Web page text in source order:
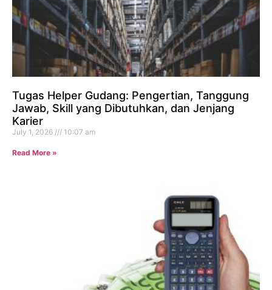
Tugas Helper Gudang: Pengertian, Tanggung
Jawab, Skill yang Dibutuhkan, dan Jenjang
Karier
July 1, 2026 10:07 am
Read More »